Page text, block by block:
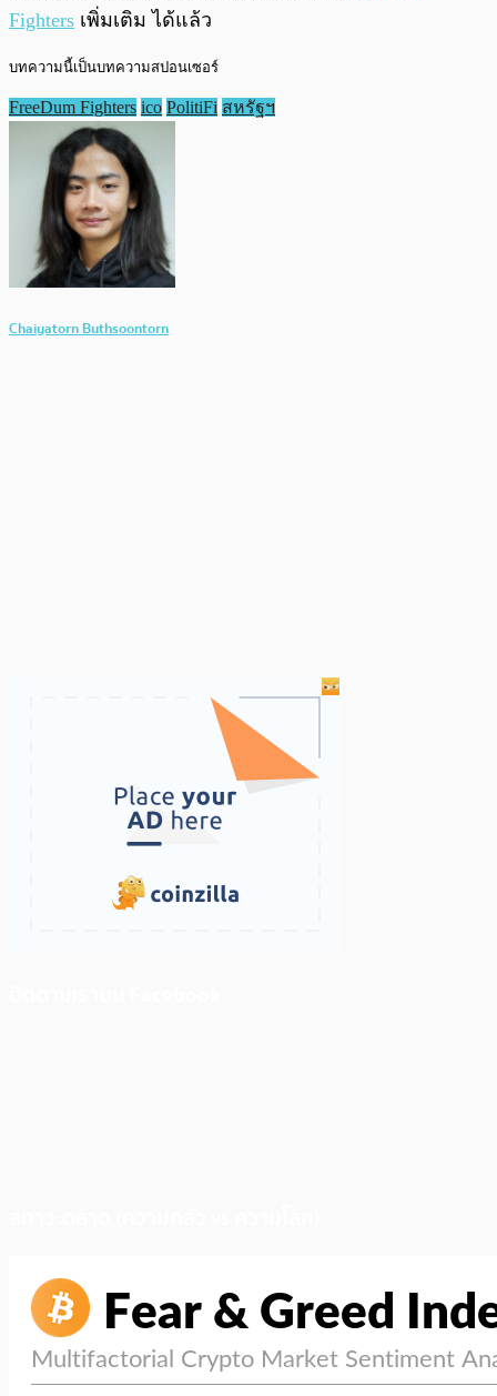
Fighters เพิ่มเติม ได้แล้ว
บทความนี้เป็นบทความสปอนเซอร์
FreeDum Fighters ico PolitiFi สหรัฐฯ
Chaiyatorn Buthsoontorn